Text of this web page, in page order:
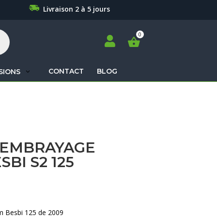
Livraison 2 à 5 jours

CONTACT BLOG
S2 125
Besbi 125 de 2009